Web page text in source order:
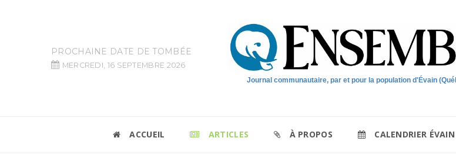
PROCHAINE DATE DE TOMBÉE
MERCREDI, 16 SEPTEMBRE 2026
Journal communautaire, par et pour la population d'Évain
ACCUEIL ARTICLES À PROPOS CALENDRIER ÉVAIN